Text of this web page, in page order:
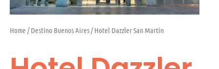
Home /Destino Buenos Aires/ Hotel Dazzler San Martín